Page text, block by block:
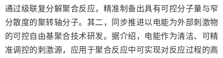
通过级联复分解聚合反应，精准制备出具有可控分子量与窄
分散度的聚转轴分子。其二，同步推进以电能为外部刺激物
的可控自由基聚合技术研发。据介绍，电能作为清洁、可精
准调控的刺激源，应用于聚合反应中可实现对反应过程的高